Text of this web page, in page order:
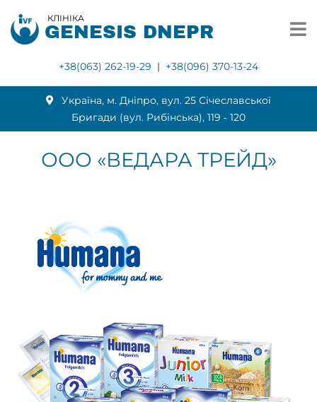
КЛІНІКА
GENESIS DNEPR
+38(063) 262-19-29 | +38(096) 370-13-24
Українa, м. Дніпро, вул. 25 Січеславської
Бригади (вул. Рибінська), 119 ‑ 120
ООО «ВЕДАРА ТРЕЙД»